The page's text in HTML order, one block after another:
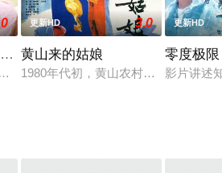
巅峰
尚相关的采访。我们正在进行一项针
更新HD 3.0
黄山来的姑娘
1980年代初，黄山农村姑娘龚玲玲
更新HD
零度极限
影片讲述